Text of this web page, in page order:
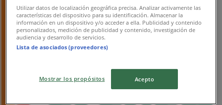
Mapa
7 Eleven Nazario Ortiz
AbiertoHasta las 23:59
00:00 - 23:59
Utilizar datos de localización geográfica precisa. Analizar activamente las
características del dispositivo para su identificación. Almacenar la
información en un dispositivo y/o acceder a ella. Publicidad y contenido
personalizados, medición de publicidad y contenido, investigación de
audiencia y desarrollo de servicios.
Lista de asociados (proveedores)
Mostrar los propósitos Acepto